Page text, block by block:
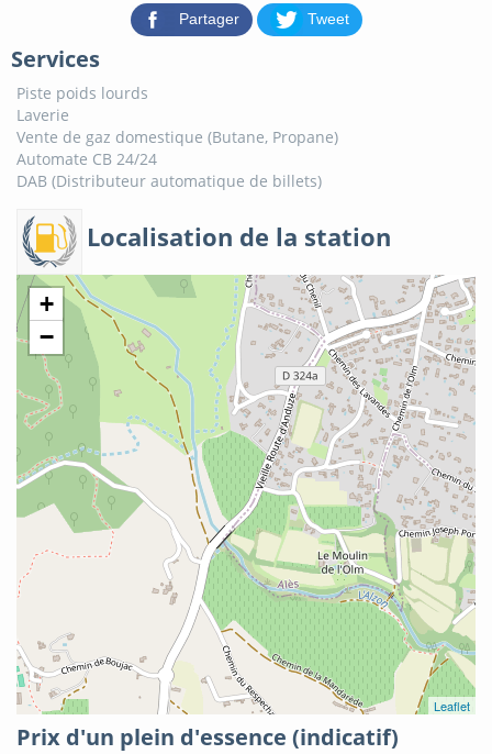
Partager Tweet
Services
Piste poids lourds
Laverie
Vente de gaz domestique (Butane, Propane)
Automate CB 24/24
DAB (Distributeur automatique de billets)
Localisation de la station
+
−
Leaflet
Prix d'un plein d'essence (indicatif)